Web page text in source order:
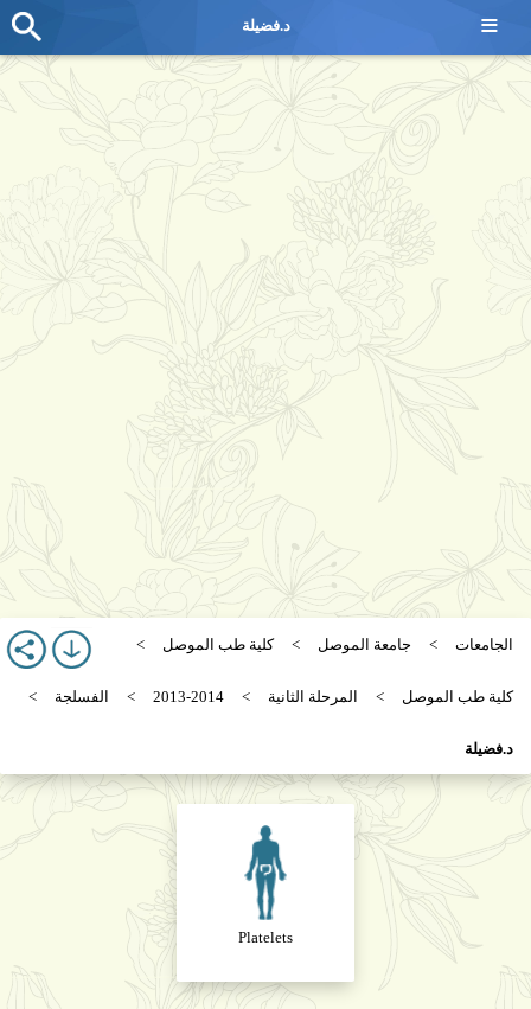
الجامعات جامعة الموصل كلية طب الموصل
كلية طب الموصل المرحلة الثانية 2013-2014 الفسلجة
د.فضيلة
Platelets
≡ د.فضيلة